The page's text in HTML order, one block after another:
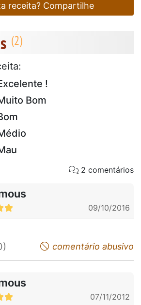
receita? Compartilhe
!
Bom
2 comentários
09/10/2016
not appreciatecomentário abusivo
07/11/2012